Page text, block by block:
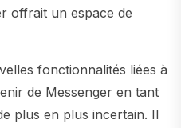
offrait un espace de
fonctionnalités liées à
de Messenger en tant
plus en plus incertain. Il